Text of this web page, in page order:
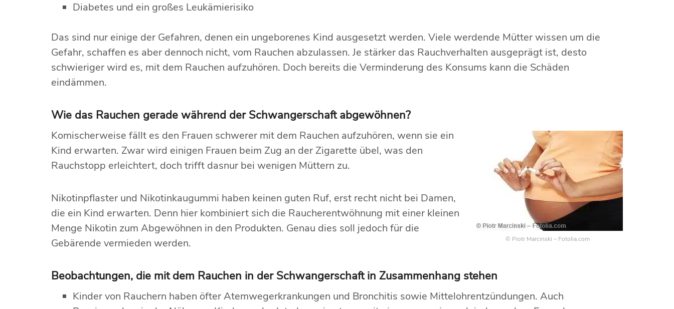
Diabetes und ein großes Leukämierisiko
Das sind nur einige der Gefahren, denen ein ungeborenes Kind ausgesetzt werden. Viele werdende Mütter wissen um die
Gefahr, schaffen es aber dennoch nicht, vom Rauchen abzulassen. Je stärker das Rauchverhalten ausgeprägt ist, desto
schwieriger wird es, mit dem Rauchen aufzuhören. Doch bereits die Verminderung des Konsums kann die Schäden
eindämmen.
Wie das Rauchen gerade während der Schwangerschaft abgewöhnen?
© Piotr Marcinski – Fotolia.com
Komischerweise fällt es den Frauen schwerer mit dem Rauchen aufzuhören, wenn sie ein
Kind erwarten. Zwar wird einigen Frauen beim Zug an der Zigarette übel, was den
Rauchstopp erleichtert, doch trifft dasnur bei wenigen Müttern zu.
Nikotinpflaster und Nikotinkaugummi haben keinen guten Ruf, erst recht nicht bei Damen,
die ein Kind erwarten. Denn hier kombiniert sich die Raucherentwöhnung mit einer kleinen
Menge Nikotin zum Abgewöhnen in den Produkten. Genau dies soll jedoch für die
Gebärende vermieden werden.
Beobachtungen, die mit dem Rauchen in der Schwangerschaft in Zusammenhang stehen
Kinder von Rauchern haben öfter Atemwegerkrankungen und Bronchitis sowie Mittelohrentzündungen. Auch